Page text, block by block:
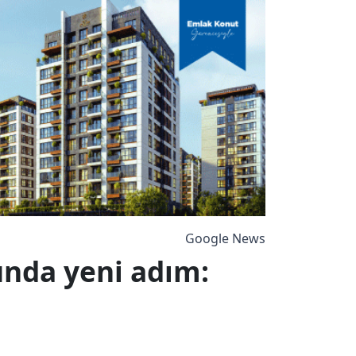
Google News
yeni adım: